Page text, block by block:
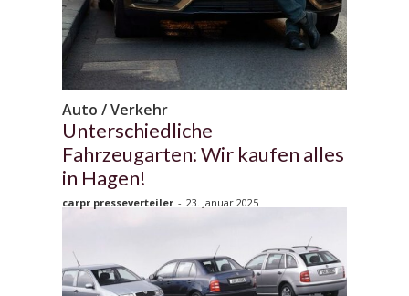
Auto / Verkehr
Unterschiedliche
Fahrzeugarten: Wir kaufen alles
in Hagen!
carpr presseverteiler - 23. Januar 2025